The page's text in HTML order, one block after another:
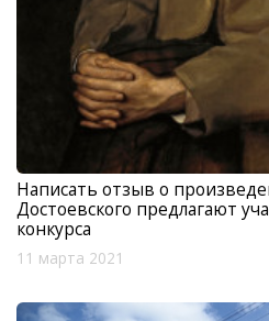
Написать отзыв о
Достоевского предлагают
конкурса
11 марта 2021